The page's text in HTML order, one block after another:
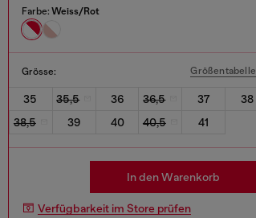
Farbe: Weiss/Rot
Grösse: Größentabelle
35 35,5 36 36,5 37
38
38,5
39 40 40,5 41
In den Warenkorb
Verfügbarkeit im Store prüfen